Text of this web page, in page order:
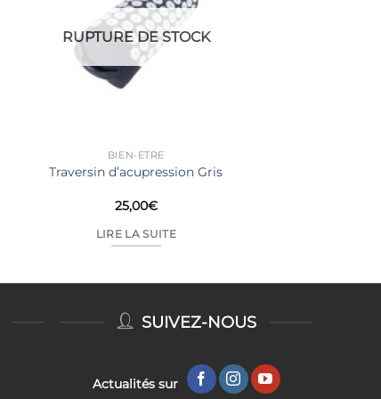
RUPTURE DE STOCK
BIEN-ÊTRE
Traversin d’acupression Gris
25,00€
LIRE LA SUITE
SUIVEZ-NOUS
Actualités sur